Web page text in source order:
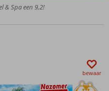
& Spa een 9,2!
bewaar